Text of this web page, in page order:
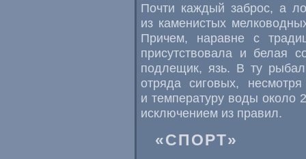
Почти каждый заброс, а
из каменистых
Причем, наравне с
присутствовала и белая
подлещик, язь. В ту
отряда сиговых,
и температуру воды около
исключением из правил.
«СПОРТ»